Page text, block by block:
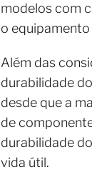
modelos com
o
Além das
durabilidade
desde que a
de
durabilidade
vida útil.